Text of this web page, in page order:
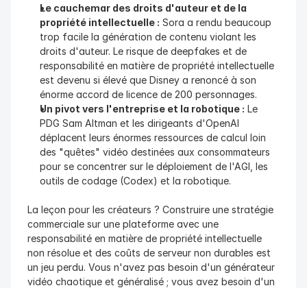
Le cauchemar des droits d'auteur et de la
propriété intellectuelle : Sora a rendu beaucoup
trop facile la génération de contenu violant les
droits d'auteur. Le risque de deepfakes et de
responsabilité en matière de propriété intellectuelle
est devenu si élevé que Disney a renoncé à son
énorme accord de licence de 200 personnages.
Un pivot vers l'entreprise et la robotique : Le
PDG Sam Altman et les dirigeants d'OpenAI
déplacent leurs énormes ressources de calcul loin
des "quêtes" vidéo destinées aux consommateurs
pour se concentrer sur le déploiement de l'AGI, les
outils de codage (Codex) et la robotique.
La leçon pour les créateurs ? Construire une stratégie
commerciale sur une plateforme avec une
responsabilité en matière de propriété intellectuelle
non résolue et des coûts de serveur non durables est
un jeu perdu. Vous n'avez pas besoin d'un générateur
vidéo chaotique et généralisé ; vous avez besoin d'un